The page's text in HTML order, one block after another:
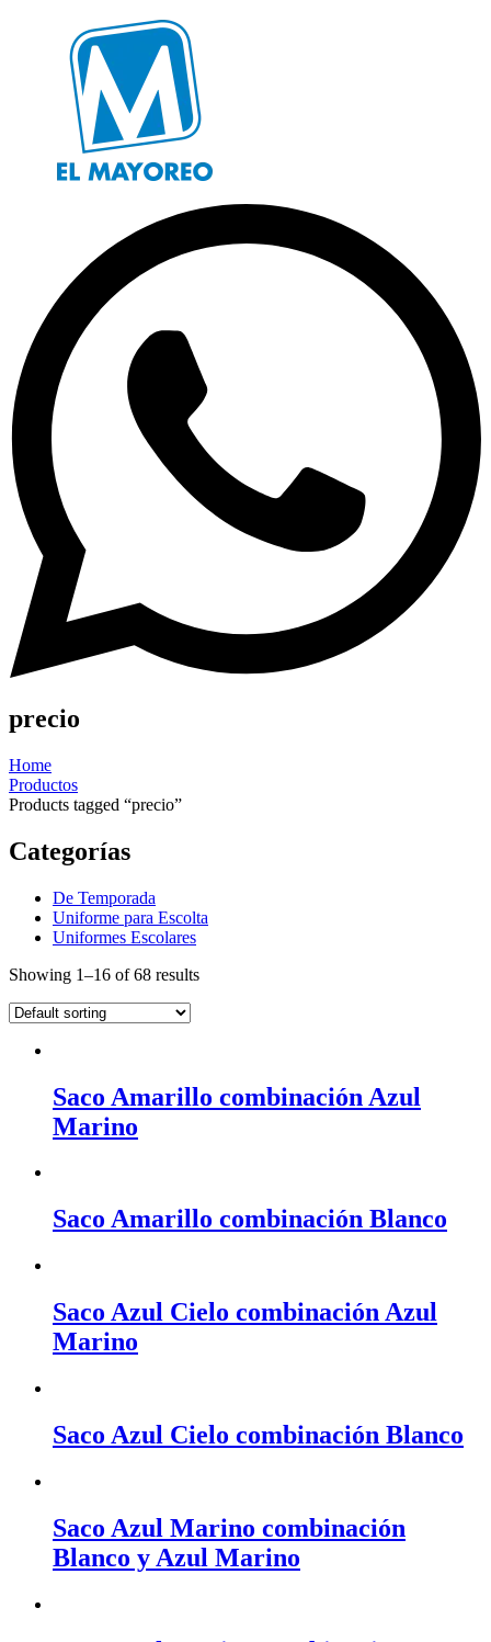
precio
Home
Productos
Products tagged “precio”
Categorías
De Temporada
Uniforme para Escolta
Uniformes Escolares
Showing 1–16 of 68 results
Saco Amarillo combinación Azul
Marino
Saco Amarillo combinación Blanco
Saco Azul Cielo combinación Azul
Marino
Saco Azul Cielo combinación Blanco
Saco Azul Marino combinación
Blanco y Azul Marino